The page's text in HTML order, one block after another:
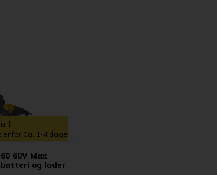
!
Ca. 1-4 dage
60V Max
og lader